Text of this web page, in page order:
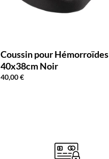
Coussin pour Hémorroïdes
40x38cm Noir
40,00€